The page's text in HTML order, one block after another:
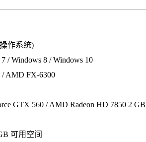
作系统)
/ Windows 8 / Windows 10
/ AMD FX-6300
GTX 560 / AMD Radeon HD 7850 2 GB
可用空间